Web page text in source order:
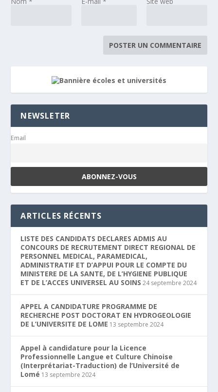
NEWSLETER
Email
ARTICLES RÉCENTS
LISTE DES CANDIDATS DECLARES ADMIS AU
CONCOURS DE RECRUTEMENT DIRECT REGIONAL DE
PERSONNEL MEDICAL, PARAMEDICAL,
ADMINISTRATIF ET D’APPUI POUR LE COMPTE DU
MINISTERE DE LA SANTE, DE L’HYGIENE PUBLIQUE
ET DE L’ACCES UNIVERSEL AU SOINS 24 septembre 2024
APPEL A CANDIDATURE PROGRAMME DE
RECHERCHE POST DOCTORAT EN HYDROGEOLOGIE
DE L’UNIVERSITE DE LOME 13 septembre 2024
Appel à candidature pour la Licence
Professionnelle Langue et Culture Chinoise
(Interprétariat-Traduction) de l’Université de
Lomé 13 septembre 2024